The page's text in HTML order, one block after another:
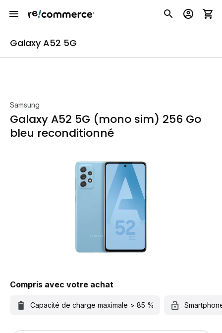
Galaxy A52 5G
Samsung
Galaxy A52 5G (mono sim) 256 Go
bleu reconditionné
Compris avec votre achat
Capacité de charge maximale > 85 %